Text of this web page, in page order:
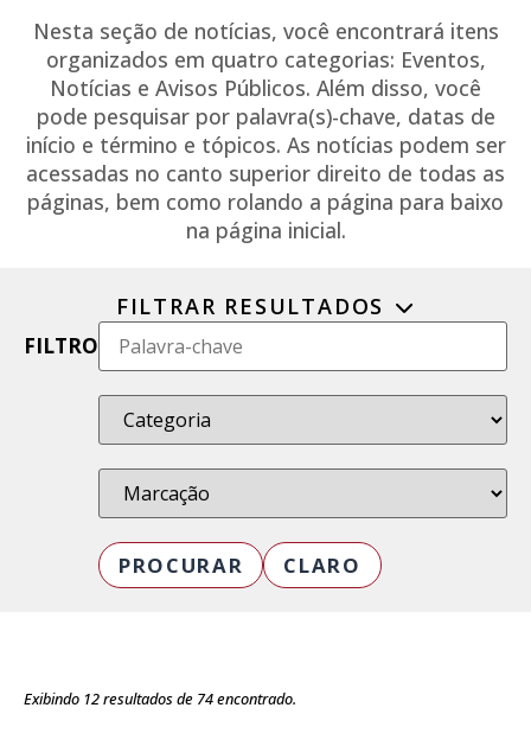
Nesta seção de notícias, você encontrará itens
organizados em quatro categorias: Eventos,
Notícias e Avisos Públicos. Além disso, você
pode pesquisar por palavra(s)-chave, datas de
início e término e tópicos. As notícias podem ser
acessadas no canto superior direito de todas as
páginas, bem como rolando a página para baixo
na página inicial.
FILTRAR RESULTADOS
FILTRO
PROCURAR CLARO
Exibindo 12resultados de 74encontrado.